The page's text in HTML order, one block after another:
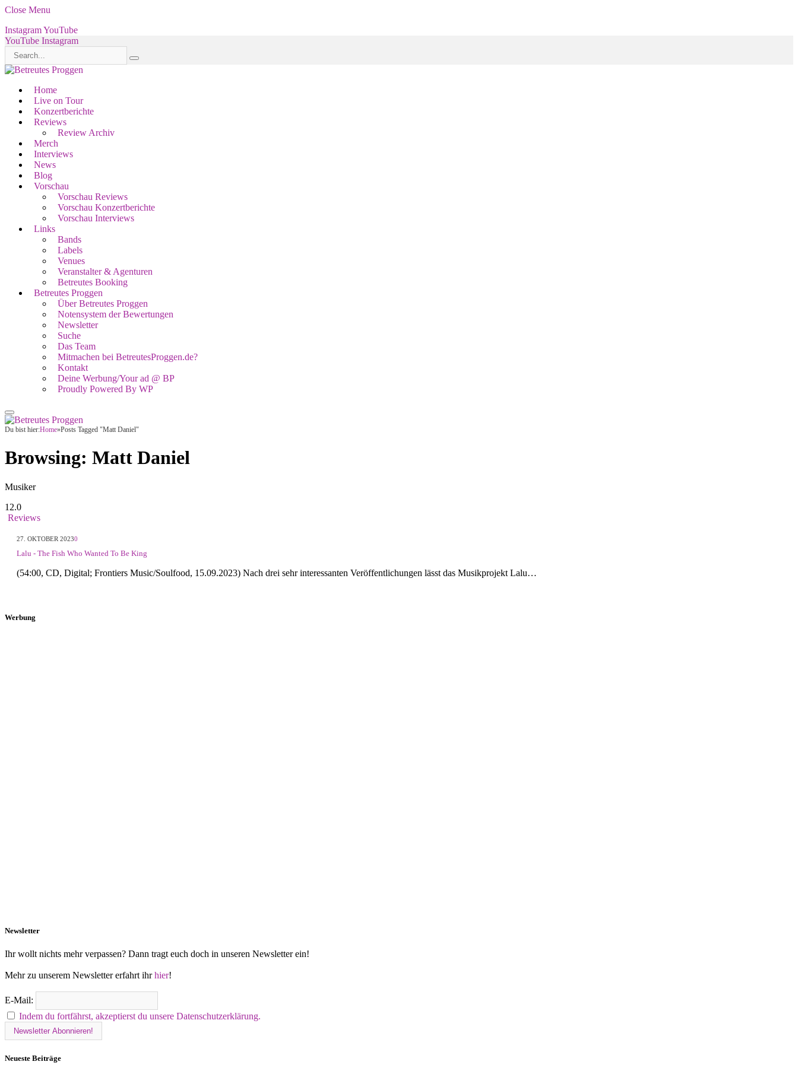
Close Menu
InstagramYouTube
YouTube Instagram
Home
Live on Tour
Konzertberichte
Reviews
Review Archiv
Merch
Interviews
News
Blog
Vorschau
Vorschau Reviews
Vorschau Konzertberichte
Vorschau Interviews
Links
Bands
Labels
Venues
Veranstalter & Agenturen
Betreutes Booking
Betreutes Proggen
Über Betreutes Proggen
Notensystem der Bewertungen
Newsletter
Suche
Das Team
Mitmachen bei BetreutesProggen.de?
Kontakt
Deine Werbung/Your ad @ BP
Proudly Powered By WP
Du bist hier:Home»Posts Tagged "Matt Daniel"
Browsing: Matt Daniel
Musiker
12.0
Reviews
27. OKTOBER 20230
Lalu - The Fish Who Wanted To Be King
(54:00, CD, Digital; Frontiers Music/Soulfood, 15.09.2023) Nach drei sehr interessanten Veröffentlichungen lässt das Musikprojekt Lalu…
Werbung
Newsletter
Ihr wollt nichts mehr verpassen? Dann tragt euch doch in unseren Newsletter ein!
Mehr zu unserem Newsletter erfahrt ihrhier!
E-Mail:
Indem du fortfährst, akzeptierst du unsere Datenschutzerklärung.
Neueste Beiträge